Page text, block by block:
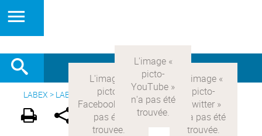
LABEX > LABEX COMOD> Version française Publications